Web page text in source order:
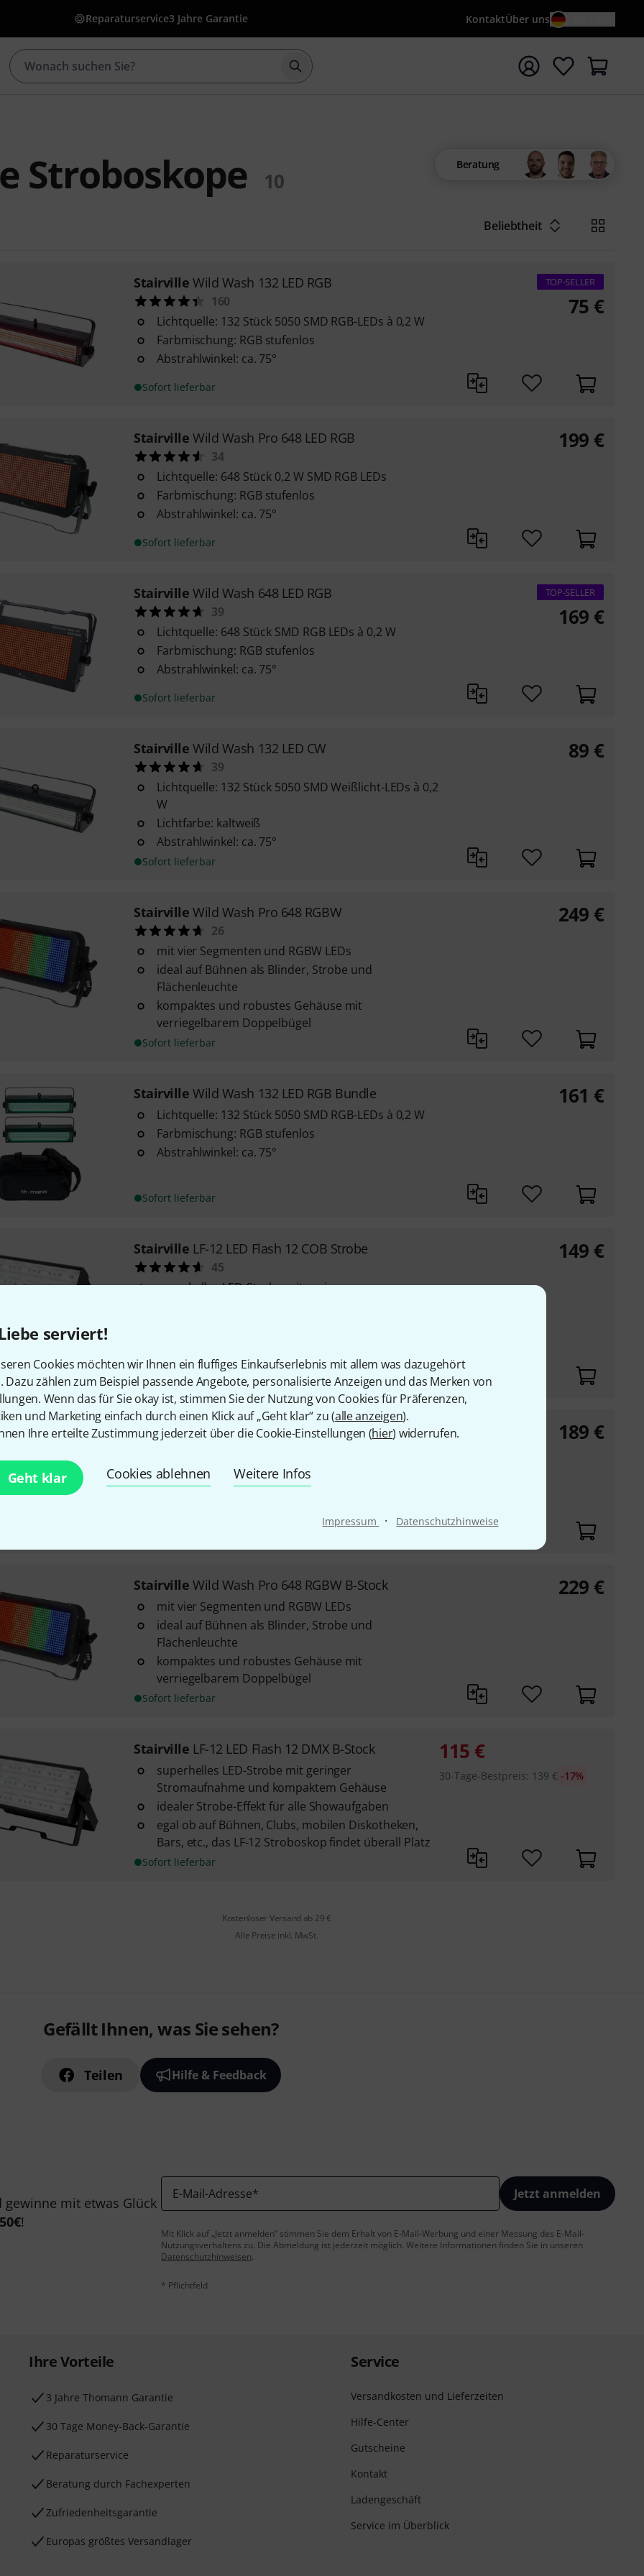
serviert!
Cookies möchten wir Ihnen ein fluffiges Einkaufserlebnis mit allem was dazugehört
Dazu zählen zum Beispiel passende Angebote, personalisierte Anzeigen und das Merken von
Wenn das für Sie okay ist, stimmen Sie der Nutzung von Cookies für Präferenzen,
und Marketing einfach durch einen Klick auf „Geht klar“ zu (alle anzeigen).
Ihre erteilte Zustimmung jederzeit über die Cookie-Einstellungen (hier) widerrufen.
Geht klar Cookies ablehnen Weitere Infos
Impressum · Datenschutzhinweise
Reparaturservice3 Jahre Garantie KontaktÜber uns
Suche mit Suchwort {searchTerm} starten
Stroboskope 10
Beratung
Beliebtheit
Stairville Wild Wash 132 LED RGB
160
Lichtquelle: 132 Stück 5050 SMD RGB-LEDs à 0,2 W
Farbmischung: RGB stufenlos
Abstrahlwinkel: ca. 75°
Sofort lieferbar
TOP-SELLER
75 €
Stairville Wild Wash Pro 648 LED RGB
34
Lichtquelle: 648 Stück 0,2 W SMD RGB LEDs
Farbmischung: RGB stufenlos
Abstrahlwinkel: ca. 75°
Sofort lieferbar
199 €
Stairville Wild Wash 648 LED RGB
39
Lichtquelle: 648 Stück SMD RGB LEDs à 0,2 W
Farbmischung: RGB stufenlos
Abstrahlwinkel: ca. 75°
Sofort lieferbar
TOP-SELLER
169 €
Stairville Wild Wash 132 LED CW
39
Lichtquelle: 132 Stück 5050 SMD Weißlicht-LEDs à 0,2
W
Lichtfarbe: kaltweiß
Abstrahlwinkel: ca. 75°
Sofort lieferbar
89 €
Stairville Wild Wash Pro 648 RGBW
26
mit vier Segmenten und RGBW LEDs
ideal auf Bühnen als Blinder, Strobe und
Flächenleuchte
kompaktes und robustes Gehäuse mit
verriegelbarem Doppelbügel
Sofort lieferbar
249 €
Stairville Wild Wash 132 LED RGB Bundle
Lichtquelle: 132 Stück 5050 SMD RGB-LEDs à 0,2 W
Farbmischung: RGB stufenlos
Abstrahlwinkel: ca. 75°
Sofort lieferbar
161 €
Stairville LF-12 LED Flash 12 COB Strobe
45
superhelles LED-Strobe mit geringer
Bars, etc., das LF-12 Stroboskop findet überall Platz
Sofort lieferbar
149 €
StairvilleWild Wash 132 LED CW Bundle
W
Lichtfarbe: kaltweiß
189 €
Stairville Wild Wash Pro 648 RGBW B-Stock
mit vier Segmenten und RGBW LEDs
ideal auf Bühnen als Blinder, Strobe und
Flächenleuchte
kompaktes und robustes Gehäuse mit
verriegelbarem Doppelbügel
Sofort lieferbar
229 €
Stairville LF-12 LED Flash 12 DMX B-Stock
superhelles LED-Strobe mit geringer
Stromaufnahme und kompaktem Gehäuse
idealer Strobe-Effekt für alle Showaufgaben
egal ob auf Bühnen, Clubs, mobilen Diskotheken,
Bars, etc., das LF-12 Stroboskop findet überall Platz
Sofort lieferbar
115 €
30-Tage-Bestpreis: 139 € -17%
Kostenloser Versand ab 29 €
Alle Preise inkl. MwSt.
Gefällt Ihnen, was Sie sehen?
Teilen Hilfe & Feedback
mit etwas Glück
50€!
E-Mail-Adresse* Jetzt anmelden
Mit Klick auf „Jetzt anmelden“ stimmen Sie dem Erhalt von E-Mail-Werbung und einer Messung des E-Mail-
Nutzungsverhaltens zu. Die Abmeldung ist jederzeit möglich. Weitere Informationen finden Sie in unseren
Datenschutzhinweisen.
* Pflichtfeld
Ihre Vorteile
3 Jahre Thomann Garantie
30 Tage Money-Back-Garantie
Reparaturservice
Beratung durch Fachexperten
Zufriedenheitsgarantie
Europas größtes Versandlager
Service
Versandkosten und Lieferzeiten
Hilfe-Center
Gutscheine
Kontakt
Ladengeschäft
Service im Überblick